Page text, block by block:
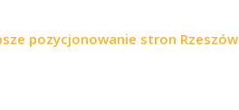
pozycjonowanie stron Rzeszów